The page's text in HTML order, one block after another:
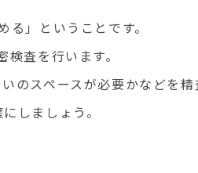
」ということです。
査を行います。
のスペースが必要かなどを精
しましょう。